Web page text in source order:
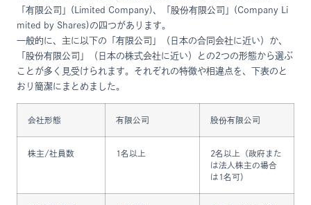
「有限公司」(Limited Company)、「股份有限公司」(Company Li
mited by Shares)の四つがあります。
一般的に、主に以下の「有限公司」（日本の合同会社に近い）か、
「股份有限公司」（日本の株式会社に近い）との2つの形態から選ぶ
ことが多く見受けられます。それぞれの特徴や相違点を、下表のと
おり簡潔にまとめました。
会社形態 有限公司 股份有限公司
株主/社員数 1名以上
2名以上（政府また
は法人株主の場合
は1名可）